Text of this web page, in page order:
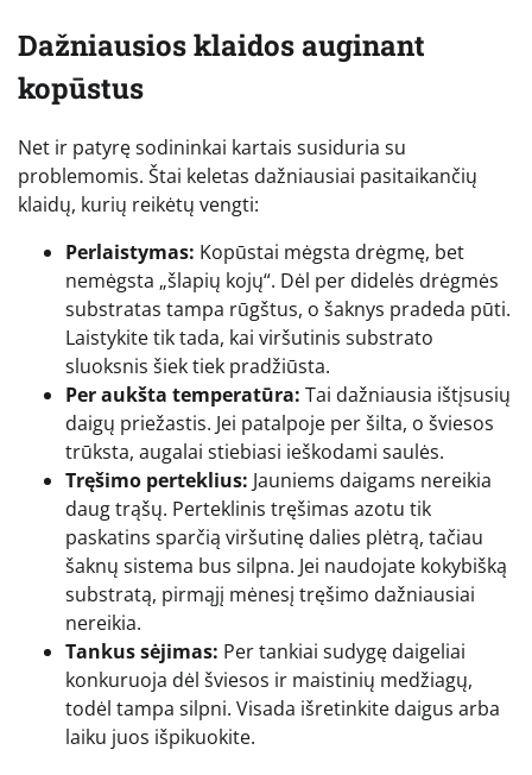
Dažniausios klaidos auginant
kopūstus
Net ir patyrę sodininkai kartais susiduria su
problemomis. Štai keletas dažniausiai pasitaikančių
klaidų, kurių reikėtų vengti:
Perlaistymas: Kopūstai mėgsta drėgmę, bet
nemėgsta „šlapių kojų“. Dėl per didelės drėgmės
substratas tampa rūgštus, o šaknys pradeda pūti.
Laistykite tik tada, kai viršutinis substrato
sluoksnis šiek tiek pradžiūsta.
Per aukšta temperatūra: Tai dažniausia ištįsusių
daigų priežastis. Jei patalpoje per šilta, o šviesos
trūksta, augalai stiebiasi ieškodami saulės.
Tręšimo perteklius: Jauniems daigams nereikia
daug trąšų. Perteklinis tręšimas azotu tik
paskatins sparčią viršutinę dalies plėtrą, tačiau
šaknų sistema bus silpna. Jei naudojate kokybišką
substratą, pirmąjį mėnesį tręšimo dažniausiai
nereikia.
Tankus sėjimas: Per tankiai sudygę daigeliai
konkuruoja dėl šviesos ir maistinių medžiagų,
todėl tampa silpni. Visada išretinkite daigus arba
laiku juos išpikuokite.